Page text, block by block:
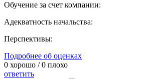
Обучение за счет компании:
Адекватность начальства:
Перспективы:
Подробнее об оценках
0 хорошо /0 плохо
ответить